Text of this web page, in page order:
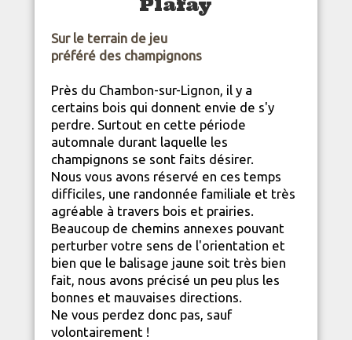
Sur le terrain de jeu
préféré des champignons
Près du Chambon-sur-Lignon, il y a
certains bois qui donnent envie de s'y
perdre. Surtout en cette période
automnale durant laquelle les
champignons se sont faits désirer.
Nous vous avons réservé en ces temps
difficiles, une randonnée familiale et très
agréable à travers bois et prairies.
Beaucoup de chemins annexes pouvant
perturber votre sens de l'orientation et
bien que le balisage jaune soit très bien
fait, nous avons précisé un peu plus les
bonnes et mauvaises directions.
Ne vous perdez donc pas, sauf
volontairement !